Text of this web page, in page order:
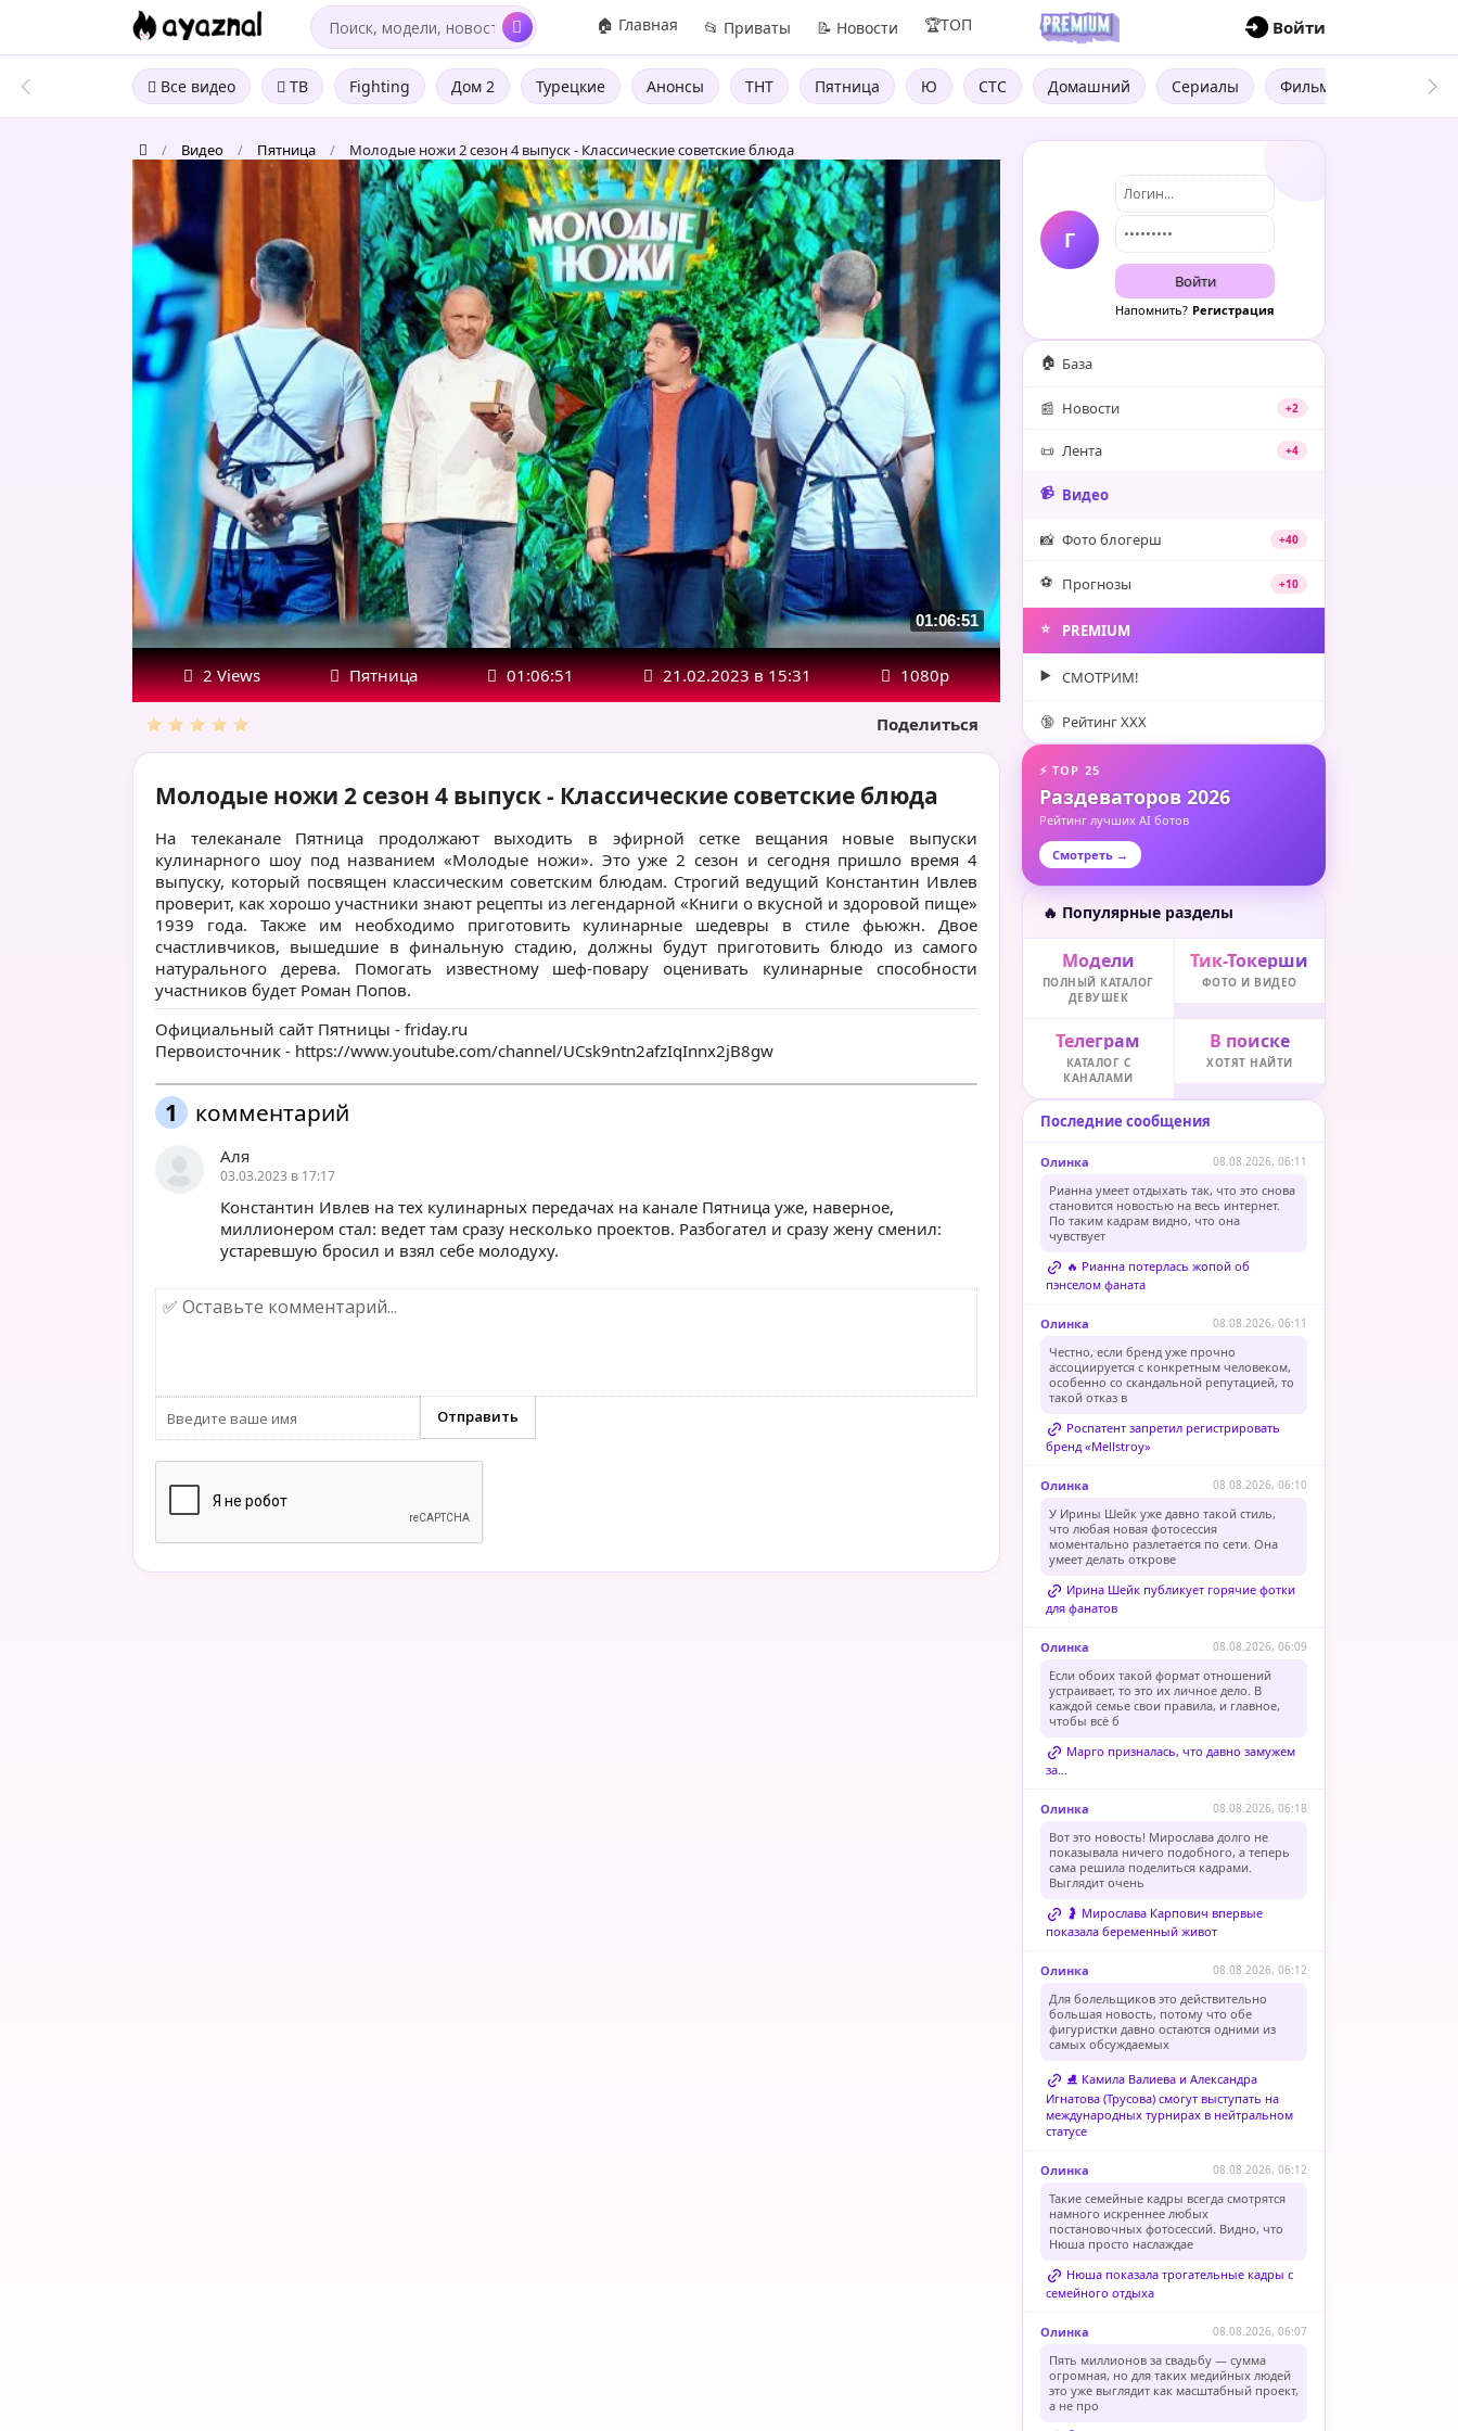
🏠 Главная 📂 Приваты 📝 Новости 🏆ТОП Войти
Все видео ТВ Fighting Дом 2 Турецкие Анонсы ТНТ Пятница Ю СТС Домашний Сериалы Фильмы Трейлеры
/ Видео / Пятница / Молодые ножи 2 сезон 4 выпуск - Классические советские блюда
Молодые
ножи
2
сезон
4
выпуск
Классические
советские
блюда
01:06:51
2 Views Пятница 01:06:51 21.02.2023 в 15:31 1080р
Поделиться
Молодые ножи 2 сезон 4 выпуск - Классические советские блюда
На телеканале Пятница продолжают выходить в эфирной сетке вещания новые выпуски
кулинарного шоу под названием «Молодые ножи». Это уже 2 сезон и сегодня пришло время 4
выпуску, который посвящен классическим советским блюдам. Строгий ведущий Константин Ивлев
проверит, как хорошо участники знают рецепты из легендарной «Книги о вкусной и здоровой пище»
1939 года. Также им необходимо приготовить кулинарные шедевры в стиле фьюжн. Двое
счастливчиков, вышедшие в финальную стадию, должны будут приготовить блюдо из самого
натурального дерева. Помогать известному шеф-повару оценивать кулинарные способности
участников будет Роман Попов.
Официальный сайт Пятницы - friday.ru
Первоисточник - https://www.youtube.com/channel/UCsk9ntn2afzIqInnx2jB8gw
1 комментарий
Аля
03.03.2023 в 17:17
Константин Ивлев на тех кулинарных передачах на канале Пятница уже, наверное,
миллионером стал: ведет там сразу несколько проектов. Разбогател и сразу жену сменил:
устаревшую бросил и взял себе молодуху.
Г
Войти
Напомнить? Регистрация
🏠 База
📰 Новости +2
📜 Лента +4
📹 Видео
📸 Фото блогерш +40
⚽️ Прогнозы +10
⭐️ PREMIUM
▶️ СМОТРИМ!
🔞 Рейтинг XXX
⚡ TOP 25
Раздеваторов 2026
Рейтинг лучших AI ботов
Смотреть →
🔥 Популярные разделы
Модели
ПОЛНЫЙ КАТАЛОГ
ДЕВУШЕК
Тик-Токерши
ФОТО И ВИДЕО
Телеграм
КАТАЛОГ С
КАНАЛАМИ
В поиске
ХОТЯТ НАЙТИ
Последние сообщения
Олинка 08.08.2026, 06:11
Рианна умеет отдыхать так, что это снова
становится новостью на весь интернет.
По таким кадрам видно, что она
чувствует
🔥 Рианна потерлась жопой об
пэнселом фаната
Олинка 08.08.2026, 06:11
Честно, если бренд уже прочно
ассоциируется с конкретным человеком,
особенно со скандальной репутацией, то
такой отказ в
Роспатент запретил регистрировать
бренд «Mellstroy»
Олинка 08.08.2026, 06:10
У Ирины Шейк уже давно такой стиль,
что любая новая фотосессия
моментально разлетается по сети. Она
умеет делать открове
Ирина Шейк публикует горячие фотки
для фанатов
Олинка 08.08.2026, 06:09
Если обоих такой формат отношений
устраивает, то это их личное дело. В
каждой семье свои правила, и главное,
чтобы всё б
Марго призналась, что давно замужем
за...
Олинка 08.08.2026, 06:18
Вот это новость! Мирослава долго не
показывала ничего подобного, а теперь
сама решила поделиться кадрами.
Выглядит очень
🤰 Мирослава Карпович впервые
показала беременный живот
Олинка 08.08.2026, 06:12
Для болельщиков это действительно
большая новость, потому что обе
фигуристки давно остаются одними из
самых обсуждаемых
⛸️ Камила Валиева и Александра
Игнатова (Трусова) смогут выступать на
международных турнирах в нейтральном
статусе
Олинка 08.08.2026, 06:12
Такие семейные кадры всегда смотрятся
намного искреннее любых
постановочных фотосессий. Видно, что
Нюша просто наслаждае
Нюша показала трогательные кадры с
семейного отдыха
Олинка 08.08.2026, 06:07
Пять миллионов за свадьбу — сумма
огромная, но для таких медийных людей
это уже выглядит как масштабный проект,
а не про